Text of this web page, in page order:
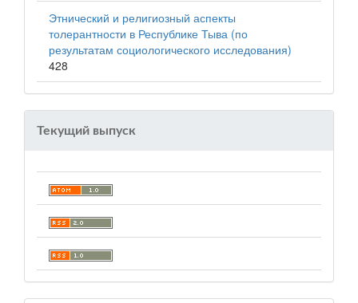
Этнический и религиозный аспекты
толерантности в Республике Тыва (по
результатам социологического исследования)
428
Текущий выпуск